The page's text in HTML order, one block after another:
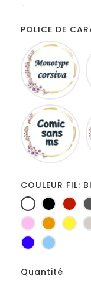
POLICE DE
ms
COULEUR FIL:
BlancNoir
RoseJaune
d'or
Bleu
roi
Bleu
Quantité